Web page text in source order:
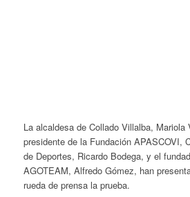
La alcaldesa de Collado Villalba, Mariola
presidente de la Fundación APASCOVI,
de Deportes, Ricardo Bodega, y el
AGOTEAM, Alfredo Gómez, han
rueda de prensa la prueba.